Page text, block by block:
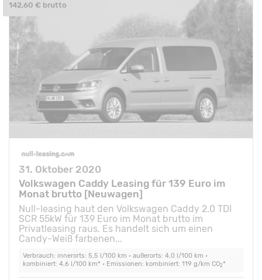
31. Oktober 2020
Volkswagen Caddy Leasing für 139 Euro im
Monat brutto [Neuwagen]
Null-leasing haut den Volkswagen Caddy 2.0 TDI
SCR 55kW für 139 Euro im Monat brutto im
Privatleasing raus. Es handelt sich um einen
Candy-Weiß farbenen...
Verbrauch: innerorts: 5,5 l/100 km • außerorts: 4,0 l/100 km •
kombiniert: 4,6 l/100 km* • Emissionen: kombiniert: 119 g/km CO2*
142,60 € brutto